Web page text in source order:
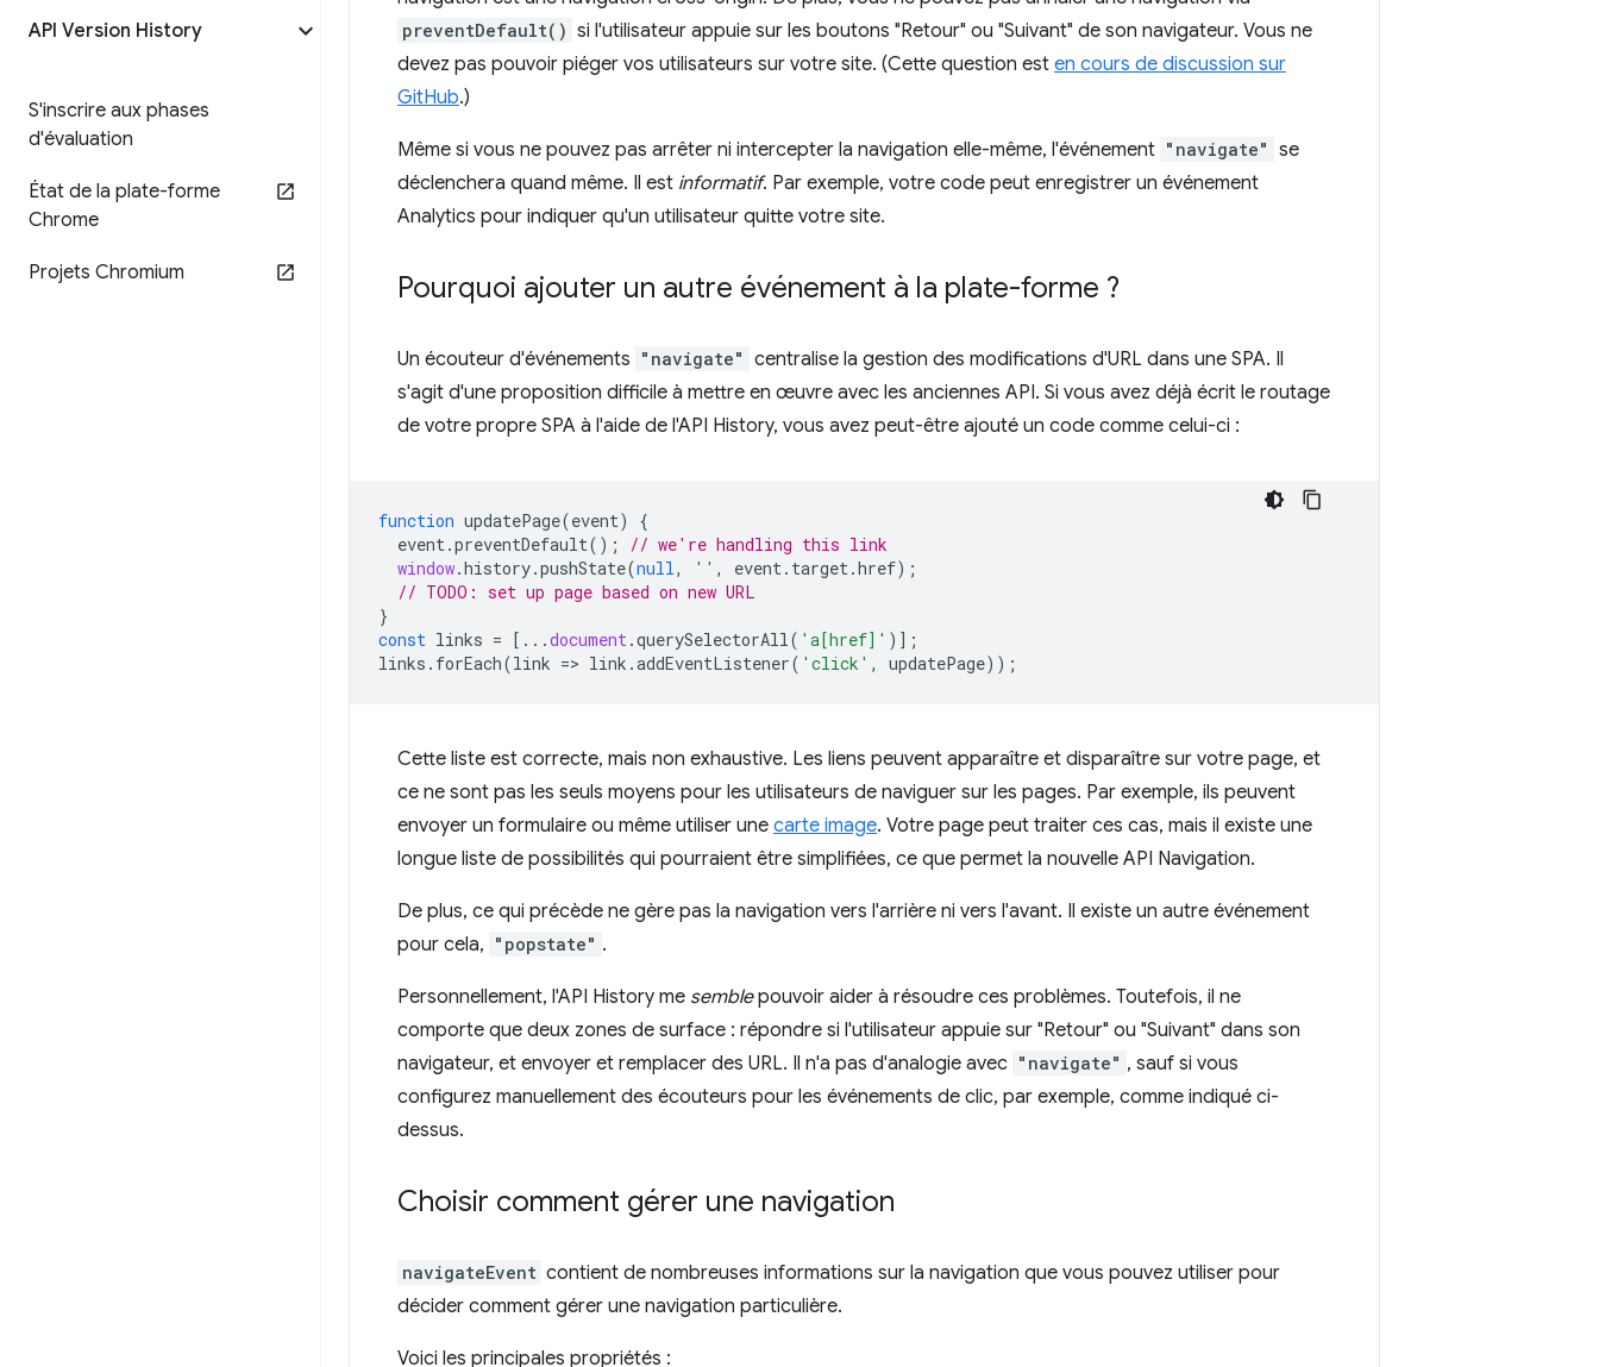
API Version History
S'inscrire aux phases
d'évaluation
État de la plate-forme
Chrome
Projets Chromium
preventDefault() si l'utilisateur appuie sur les boutons "Retour" ou "Suivant" de son navigateur. Vous ne
devez pas pouvoir piéger vos utilisateurs sur votre site. (Cette question est en cours de discussion sur
GitHub.)
Même si vous ne pouvez pas arrêter ni intercepter la navigation elle-même, l'événement "navigate" se
déclenchera quand même. Il est informatif. Par exemple, votre code peut enregistrer un événement
Analytics pour indiquer qu'un utilisateur quitte votre site.
Pourquoi ajouter un autre événement à la plate-forme ?
Un écouteur d'événements "navigate" centralise la gestion des modifications d'URL dans une SPA. Il
s'agit d'une proposition difficile à mettre en œuvre avec les anciennes API. Si vous avez déjà écrit le routage
de votre propre SPA à l'aide de l'API History, vous avez peut-être ajouté un code comme celui-ci :
function updatePage(event)
{
event.preventDefault();
// we're handling this link
window.history.pushState(null, '' , event. target.href);
// TODO: set up page based on new URL
}
const links = [...document.querySelectorAll( 'a[href]' )];
links . forEach(link => link .addEventListener( 'click' , updatePage));
Cette liste est correcte, mais non exhaustive. Les liens peuvent apparaître et disparaître sur votre page, et
ce ne sont pas les seuls moyens pour les utilisateurs de naviguer sur les pages. Par exemple, ils peuvent
envoyer un formulaire ou même utiliser une carte image. Votre page peut traiter ces cas, mais il existe une
longue liste de possibilités qui pourraient être simplifiées, ce que permet la nouvelle API Navigation.
De plus, ce qui précède ne gère pas la navigation vers l'arrière ni vers l'avant. Il existe un autre événement
pour cela, "popstate" .
Personnellement, l'API History me semblepouvoir aider à résoudre ces problèmes. Toutefois, il ne
comporte que deux zones de surface : répondre si l'utilisateur appuie sur "Retour" ou "Suivant" dans son
navigateur, et envoyer et remplacer des URL. Il n'a pas d'analogie avec "navigate" , sauf si vous
configurez manuellement des écouteurs pour les événements de clic, par exemple, comme indiqué ci-
dessus.
Choisir comment gérer une navigation
navigateEvent contient de nombreuses informations sur la navigation que vous pouvez utiliser pour
décider comment gérer une navigation particulière.
Voici les principales propriétés :